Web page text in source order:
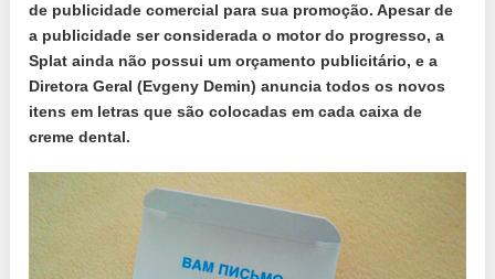
de publicidade comercial para sua promoção. Apesar de
a publicidade ser considerada o motor do progresso, a
Splat ainda não possui um orçamento publicitário, e a
Diretora Geral (Evgeny Demin) anuncia todos os novos
itens em letras que são colocadas em cada caixa de
creme dental.